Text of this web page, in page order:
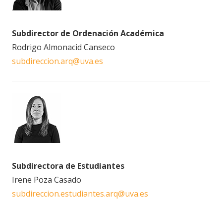
Subdirector de Ordenación Académica
Rodrigo Almonacid Canseco
subdireccion.arq@uva.es
Subdirectora de Estudiantes
Irene Poza Casado
subdireccion.estudiantes.arq@uva.es